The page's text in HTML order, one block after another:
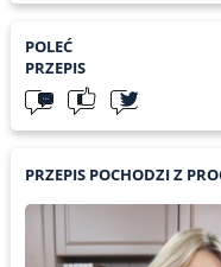
POLEĆ
PRZEPIS
PRZEPIS POCHODZI Z